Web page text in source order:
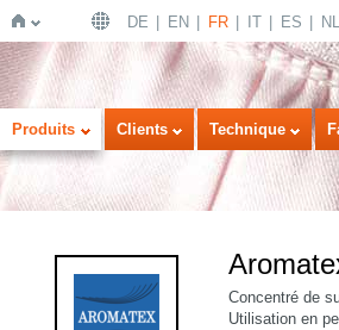
Page
DE EN FR IT ES NL
Produits Clients Technique
Concentré de
Utilisation en